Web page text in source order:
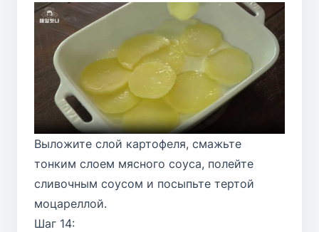
Выложите слой картофеля, смажьте
тонким слоем мясного соуса, полейте
сливочным соусом и посыпьте тертой
моцареллой.
Шаг 14: